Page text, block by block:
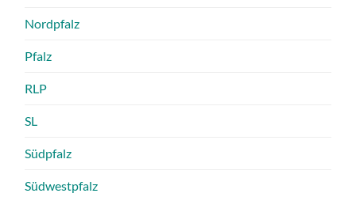
Nordpfalz
Pfalz
RLP
SL
Südpfalz
Südwestpfalz